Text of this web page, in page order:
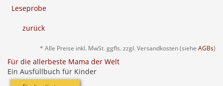
Leseprobe
zurück
* Alle Preise inkl. MwSt. ggfls. zzgl. Versandkosten (siehe AGBs)
Für die allerbeste Mama der Welt
Ein Ausfüllbuch für Kinder